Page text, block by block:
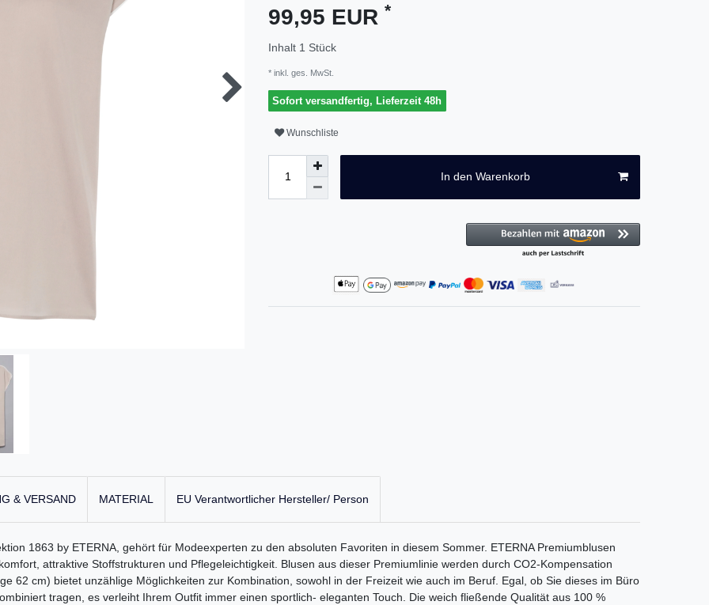
99,95 EUR *
Inhalt 1 Stück
* inkl. ges. MwSt.
Sofort versandfertig, Lieferzeit 48h
Wunschliste
In den Warenkorb
& VERSAND MATERIAL EU Verantwortlicher Hersteller/ Person
1863 by ETERNA, gehört für Modeexperten zu den absoluten Favoriten in diesem Sommer. ETERNA Premiumblusen
attraktive Stoffstrukturen und Pflegeleichtigkeit. Blusen aus dieser Premiumlinie werden durch CO2-Kompensation
62 cm) bietet unzählige Möglichkeiten zur Kombination, sowohl in der Freizeit wie auch im Beruf. Egal, ob Sie dieses im Büro
tragen, es verleiht Ihrem Outfit immer einen sportlich- eleganten Touch. Die weich fließende Qualität aus 100 %